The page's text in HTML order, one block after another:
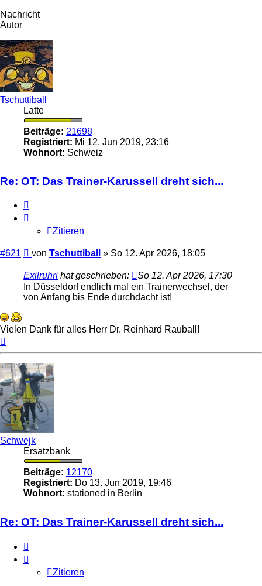
Nachricht
Autor
Tschuttiball
Latte
Beiträge: 21698
Registriert: Mi 12. Jun 2019, 23:16
Wohnort: Schweiz
Re: OT: Das Trainer-Karussell dreht sich...
Zitieren
#621 Beitrag
von Tschuttiball » So 12. Apr 2026, 18:05
Exilruhri hat geschrieben:
So 12. Apr 2026, 17:30
In Düsseldorf endlich mal ein Trainerwechsel, der
von Anfang bis Ende durchdacht ist!
Vielen Dank für alles Herr Dr. Reinhard Rauball!
Schwejk
Ersatzbank
Beiträge: 12170
Registriert: Do 13. Jun 2019, 19:46
Wohnort: stationed in Berlin
Re: OT: Das Trainer-Karussell dreht sich...
Zitieren